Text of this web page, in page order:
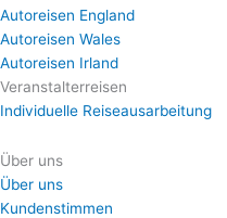
Autoreisen England
Autoreisen Wales
Autoreisen Irland
Veranstalterreisen
Individuelle Reiseausarbeitung
Über uns
Über uns
Kundenstimmen